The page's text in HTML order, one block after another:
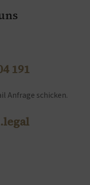
191
Anfrage schicken.